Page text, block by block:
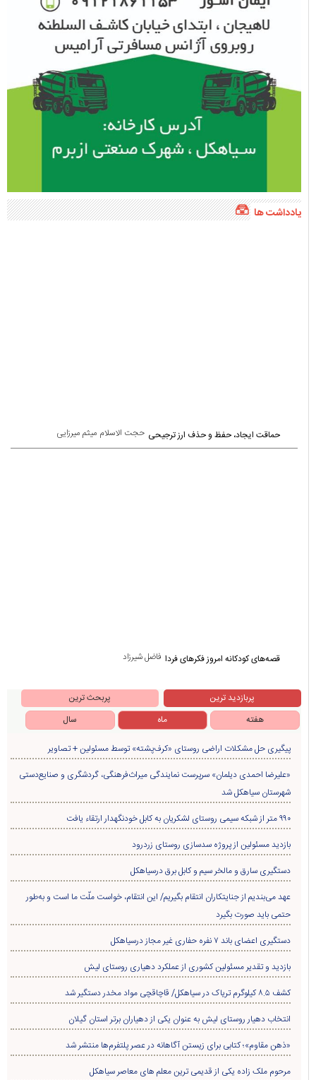
یادداشت ها
حجت الاسلام میثم میرزایی حماقت ایجاد، حفظ و حذف ارز ترجیحی
فاضل شیرزاد قصه‌های کودکانه امروز فکرهای فردا
پربازدید ترین
پربحث ترین
هفته
ماه سال
پیگیری حل مشکلات اراضی روستای «کرف‌پشته» توسط مسئولین + تصاویر
«علیرضا احمدی دیلمان» سرپرست نمایندگی میراث‌فرهنگی، گردشگری و صنایع‌دستی
شهرستان سیاهکل شد
۹۹۰ متر از شبکه سیمی روستای لشکریان به کابل خودنگهدار ارتقاء یافت
بازدید مسئولین از پروژه سدسازی روستای زردرود
دستگیری سارق و مالخر سیم و کابل برق درسیاهکل
عهد می‌بندیم از جنایتکاران انتقام بگیریم/ این انتقام، خواست ملّت ما است و به‌طور
حتمی باید صورت بگیرد
دستگیری اعضای باند ۷ نفره حفاری غير مجاز درسیاهکل
بازدید و تقدیر مسئولین کشوری از عملکرد دهیاری روستای لیش
کشف ۸.۵ کیلوگرم تریاک در سیاهکل/ قاچاقچی مواد مخدر دستگیر شد
انتخاب دهیار روستای لیش به عنوان یکی از دهیاران برتر استان گیلان
«ذهن مقاوم»؛ کتابی برای زیستن آگاهانه در عصر پلتفرم‌ها منتشر شد
مرحوم ملک زاده یکی از قدیمی ترین معلم های معاصر سیاهکل